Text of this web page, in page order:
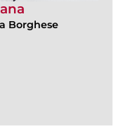
Borghese